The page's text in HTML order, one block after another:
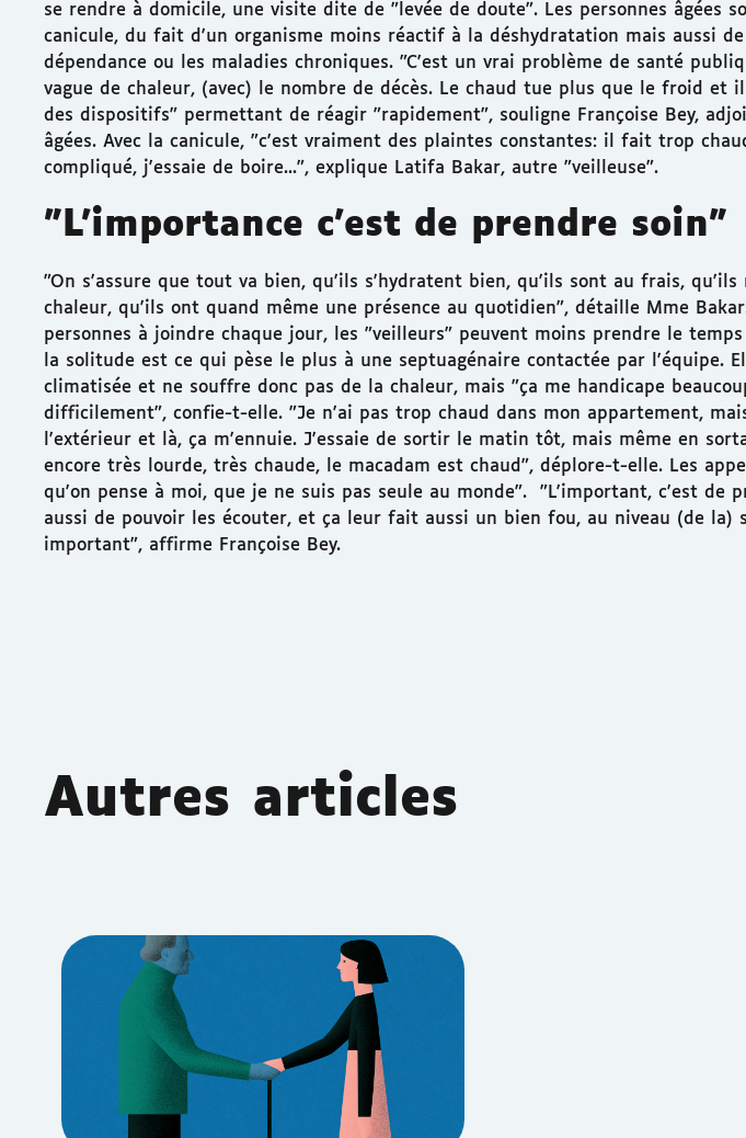
se rendre à domicile, une visite dite de "levée de doute". Les personnes âgées
canicule, du fait d'un organisme moins réactif à la déshydratation mais aussi
dépendance ou les maladies chroniques. "C'est un vrai problème de santé
vague de chaleur, (avec) le nombre de décès. Le chaud tue plus que le froid
des dispositifs" permettant de réagir "rapidement", souligne Françoise Bey,
âgées. Avec la canicule, "c'est vraiment des plaintes constantes: il fait trop
compliqué, j'essaie de boire...", explique Latifa Bakar, autre "veilleuse".
"L'importance c'est de prendre soin"
"On s'assure que tout va bien, qu'ils s'hydratent bien, qu'ils sont au frais, qu'ils
chaleur, qu'ils ont quand même une présence au quotidien", détaille Mme
personnes à joindre chaque jour, les "veilleurs" peuvent moins prendre le
la solitude est ce qui pèse le plus à une septuagénaire contactée par l'équipe.
climatisée et ne souffre donc pas de la chaleur, mais "ça me handicape
difficilement", confie-t-elle. "Je n'ai pas trop chaud dans mon appartement,
l'extérieur et là, ça m'ennuie. J'essaie de sortir le matin tôt, mais même en
encore très lourde, très chaude, le macadam est chaud", déplore-t-elle. Les
qu'on pense à moi, que je ne suis pas seule au monde". "L'important, c'est de
aussi de pouvoir les écouter, et ça leur fait aussi un bien fou, au niveau (de la)
important", affirme Françoise Bey.
Autres articles